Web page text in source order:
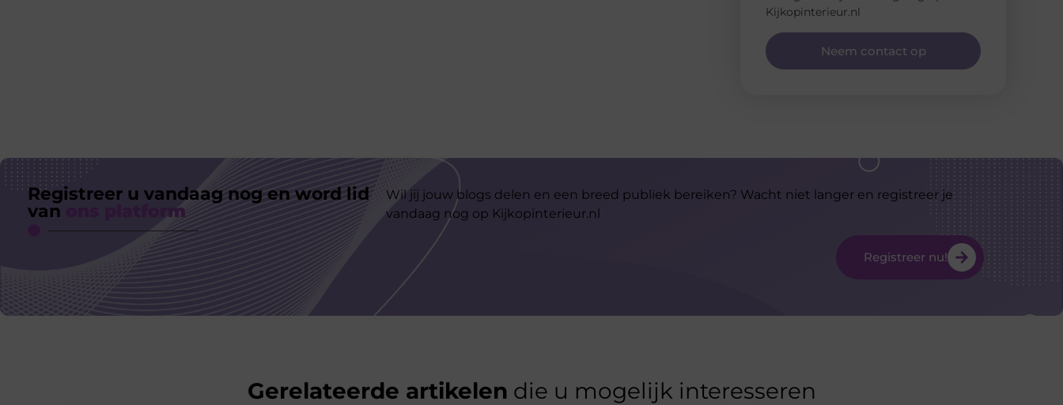
Kijkopinterieur.nl
Neem contact op
Registreer u vandaag nog en word lid
van
ons platform
Wil jij jouw blogs delen en een breed publiek bereiken? Wacht niet langer en registreer je
vandaag nog op Kijkopinterieur.nl
Registreer nu!
Gerelateerde artikelen die u mogelijk interesseren